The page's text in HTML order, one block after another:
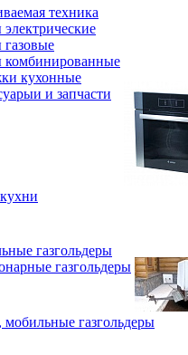
техника
кухонные
и запчасти
газгольдеры
газгольдеры
мобильные газгольдеры